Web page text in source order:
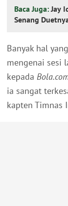
Baca Juga:Jay
Senang
Banyak hal
mengenai sesi
kepada
ia sangat
kapten Timnas